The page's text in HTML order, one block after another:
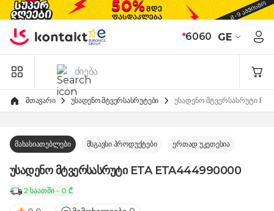
Skip to Content
*6060 GE
მთავარი უსადენო მტვერსასრუტები უსადენო მტვერსასრუტი
მახასიათებლები მსგავსი პროდუქტები ერთად უკეთესია
უსადენო მტვერსასრუტი ETA ETA444990000
2 საათში - 0 ₾